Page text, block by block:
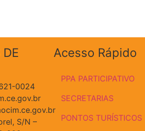
DE
0024
S/N –
Acesso Rápido
PPA PARTICIPATIVO
SECRETARIAS
PONTOS TURÍSTICOS